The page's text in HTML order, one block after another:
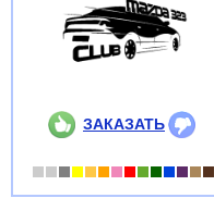
ЗАКАЗАТЬ